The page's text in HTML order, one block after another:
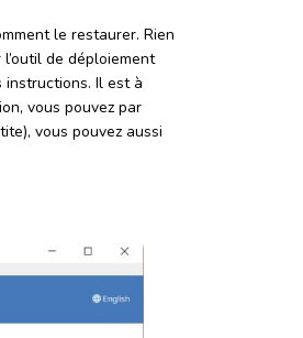
le restaurer. Rien
de déploiement
instructions. Il est à
vous pouvez par
vous pouvez aussi